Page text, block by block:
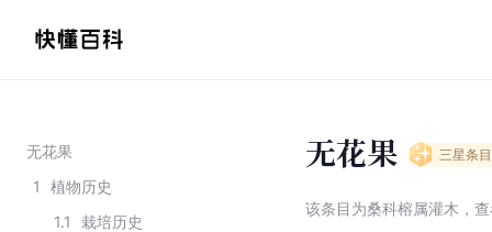
无花果
1
植物历史
1.1
栽培历史
无花果 三星条目
该条目为桑科榕属灌木 ，